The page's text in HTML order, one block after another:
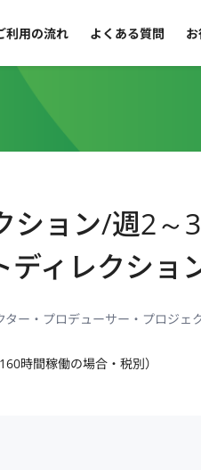
利用の流れ よくある質問
ション/週2
ディレクショ
ター・プロデューサー・プロジェ
時間稼働の場合・税別）